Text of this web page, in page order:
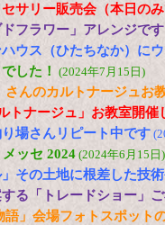
サリー販売会（本日の
フラワー」アレンジです
ウス（ひたちなか）に
した！ (2024年7月15日)
さんのカルトナージュ
トナージュ」お教室開催
場さんリピート中です
ッセ 2024 (2024年6月15日)
」その土地に根差した技
る「トレードショー」
語」会場フォトスポット